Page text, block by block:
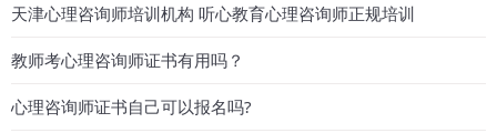
天津心理咨询师培训机构 听心教育心理咨询师正规培训
教师考心理咨询师证书有用吗？
心理咨询师证书自己可以报名吗?